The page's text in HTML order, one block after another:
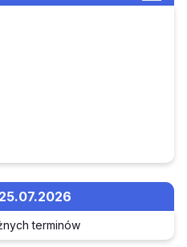
terminów